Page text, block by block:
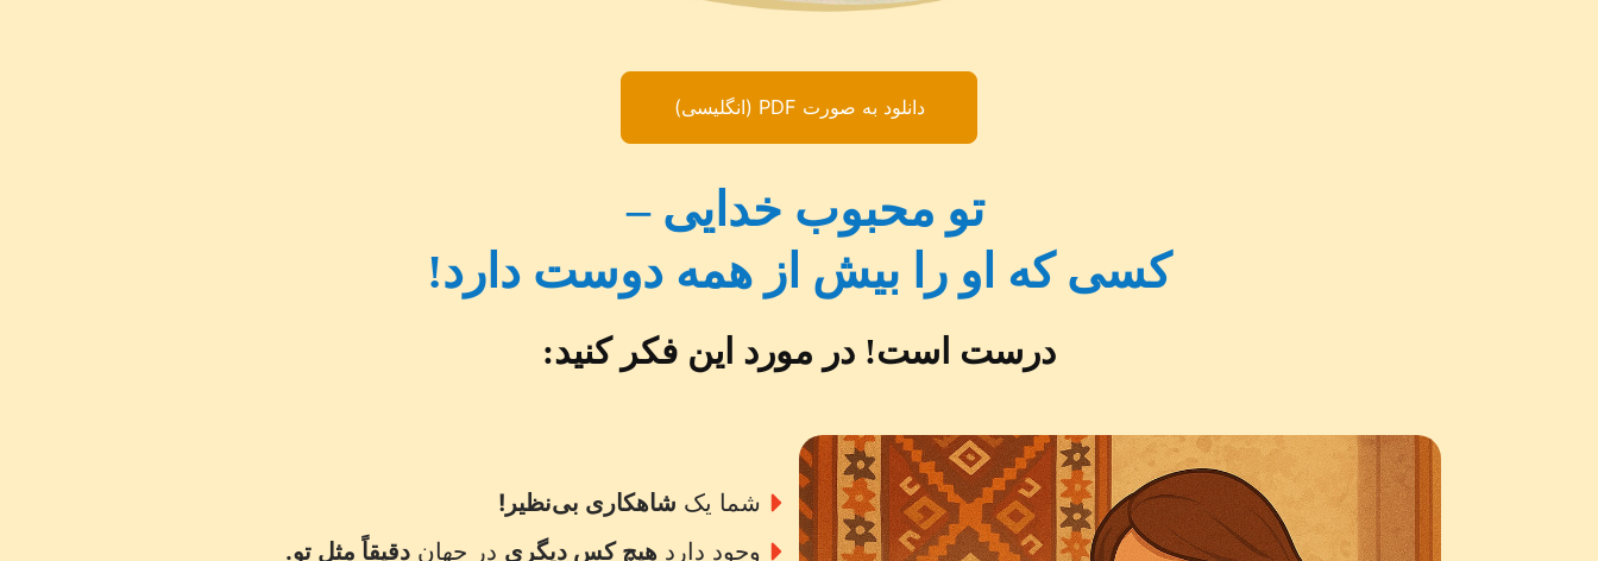
دانلود به صورت PDF (انگلیسی)
تو محبوب خدایی –
کسی که او را بیش از همه دوست دارد!
درست است! در مورد این فکر کنید:
شما یک شاهکاری بی‌نظیر!
وجود دارد هیچ کس دیگری در جهان دقیقاً مثل تو.